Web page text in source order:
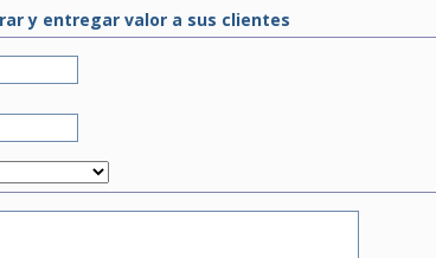
y entregar valor a sus clientes